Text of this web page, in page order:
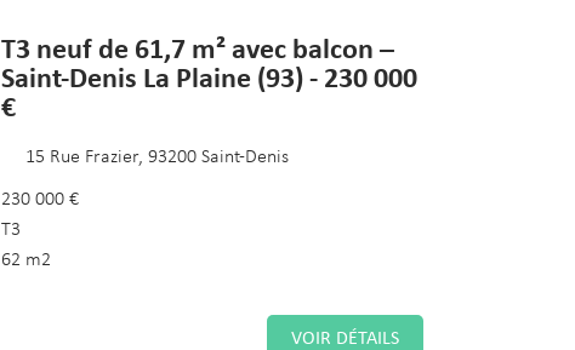
T3 neuf de 61,7 m² avec balcon –
Saint-Denis La Plaine (93) - 230 000
€
15 Rue Frazier, 93200 Saint-Denis
230 000 €
T3
62 m2
VOIR DÉTAILS